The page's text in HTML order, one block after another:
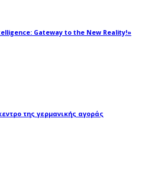
Gateway to the New Reality!»
της γερμανικής αγοράς